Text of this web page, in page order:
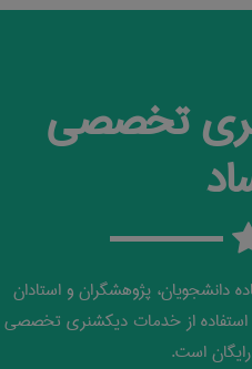
تخصصی
دانشجویان، پژوهشگران و استادان
از خدمات دیکشنری تخصصی
است.